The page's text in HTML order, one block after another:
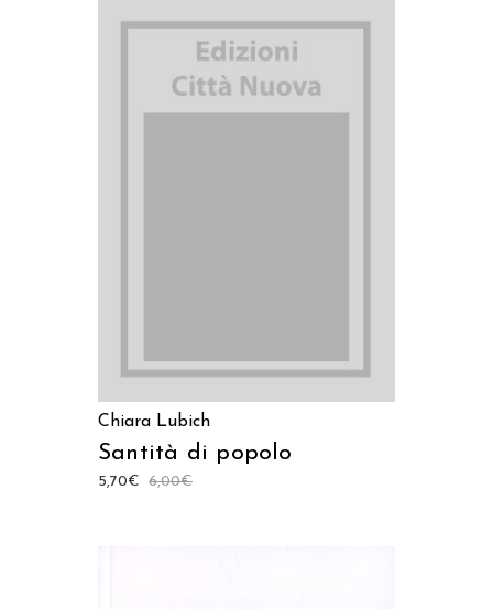
Chiara Lubich
Santità di popolo
6,00€
5,70€